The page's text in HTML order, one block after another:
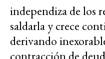
independiza de los
saldarla y crece
derivando
contracción de